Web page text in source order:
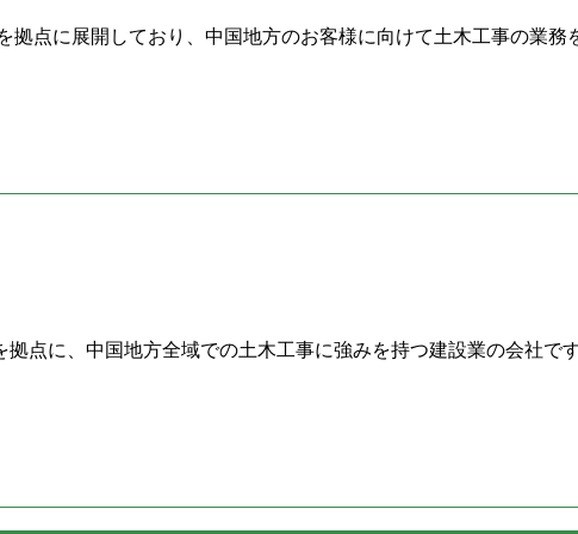
拠点に展開しており、中国地方のお客様に向けて土木工事の業
点に、中国地方全域での土木工事に強みを持つ建設業の会社で